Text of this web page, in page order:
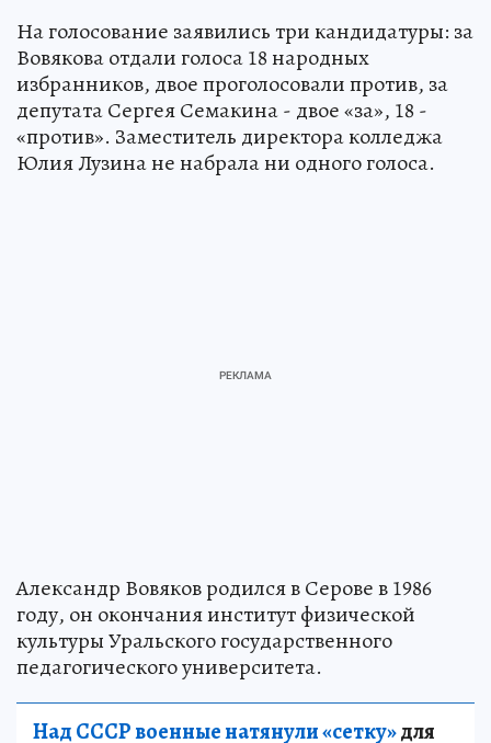
На голосование заявились три кандидатуры: за
Вовякова отдали голоса 18 народных
избранников, двое проголосовали против, за
депутата Сергея Семакина - двое «за», 18 -
«против». Заместитель директора колледжа
Юлия Лузина не набрала ни одного голоса.
Александр Вовяков родился в Серове в 1986
году, он окончания институт физической
культуры Уральского государственного
педагогического университета.
Над СССР военные натянули «сетку»для